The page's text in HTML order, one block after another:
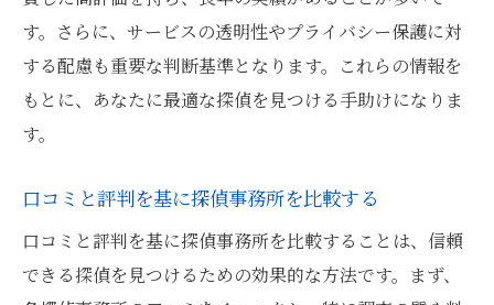
す。さらに、サービスの透明性やプライバシー保護に対
する配慮も重要な判断基準となります。これらの情報を
もとに、あなたに最適な探偵を見つける手助けになりま
す。
口コミと評判を基に探偵事務所を比較する
口コミと評判を基に探偵事務所を比較することは、信頼
できる探偵を見つけるための効果的な方法です。まず、